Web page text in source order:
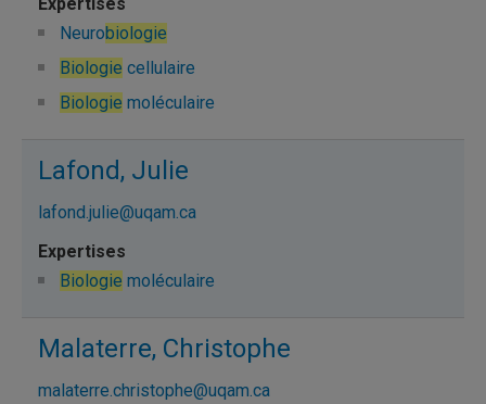
Neurobiologie
Biologie cellulaire
Biologie moléculaire
Lafond, Julie
lafond.julie@uqam.ca
Biologie moléculaire
Malaterre, Christophe
malaterre.christophe@uqam.ca